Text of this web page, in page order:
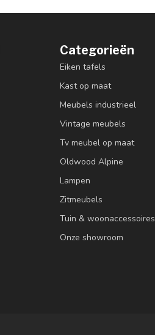
Categorieën
Eiken tafels
Kast op maat
Meubels industrieel
Vintage meubels
Tv meubel op maat
Oldwood Alpine
Lampen
Zitmeubels
Tuin & woonaccessoires
Onze showroom